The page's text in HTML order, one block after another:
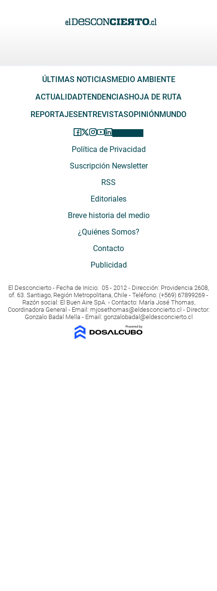
ÚLTIMAS NOTICIASMEDIO AMBIENTE
ACTUALIDADTENDENCIASHOJA DE RUTA
REPORTAJESENTREVISTASOPINIÓNMUNDO
Política de Privacidad
Suscripción Newsletter
RSS
Editoriales
Breve historia del medio
¿Quiénes Somos?
Contacto
Publicidad
El Desconcierto - Fecha de Inicio: 05 - 2012 - Dirección: Providencia 2608,
of. 63. Santiago, Región Metropolitana, Chile - Teléfono: (+569) 67899269 -
Razón social: El Buen Aire SpA. - Contacto: María José Thomas,
Coordinadora General - Email: mjosethomas@eldesconcierto.cl - Director:
Gonzalo Badal Mella - Email: gonzalobadal@eldesconcierto.cl